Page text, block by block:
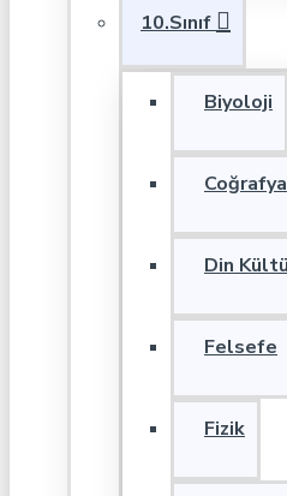
10.Sınıf
Biyoloji
Coğrafya
Din
Felsefe
Fizik